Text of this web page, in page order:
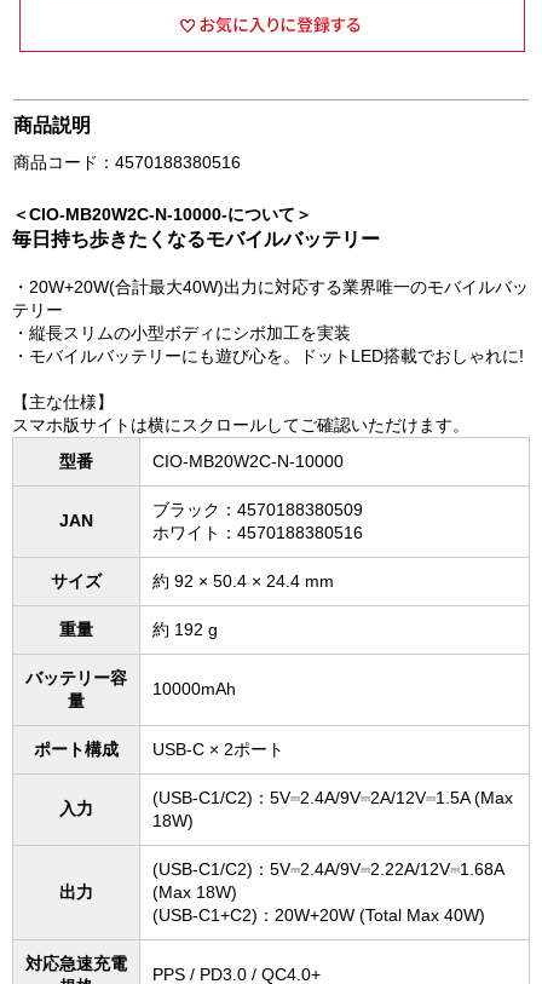
商品説明
商品コード：4570188380516
＜CIO-MB20W2C-N-10000-について＞
毎日持ち歩きたくなるモバイルバッテリー
・20W+20W(合計最大40W)出力に対応する業界唯一のモバイルバッ
テリー
・縦長スリムの小型ボディにシボ加工を実装
・モバイルバッテリーにも遊び心を。ドットLED搭載でおしゃれに!
【主な仕様】
スマホ版サイトは横にスクロールしてご確認いただけます。
型番
CIO-MB20W2C-N-10000
JAN
ブラック：4570188380509
ホワイト：4570188380516
サイズ 約 92 × 50.4 × 24.4 mm
重量 約 192 g
バッテリー容
量
10000mAh
ポート構成 USB-C × 2ポート
入力
(USB-C1/C2)：5V⎓2.4A/9V⎓2A/12V⎓1.5A (Max
18W)
出力
(USB-C1/C2)：5V⎓2.4A/9V⎓2.22A/12V⎓1.68A
(Max 18W)
(USB-C1+C2)：20W+20W (Total Max 40W)
対応急速充電
PPS / PD3.0 / QC4.0+